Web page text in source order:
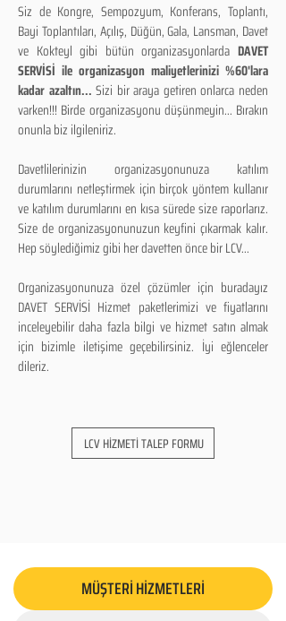
Siz de Kongre, Sempozyum, Konferans, Toplantı,
Bayi Toplantıları, Açılış, Düğün, Gala, Lansman, Davet
ve Kokteyl gibi bütün organizasyonlarda DAVET
SERVİSİ ile organizasyon maliyetlerinizi %60'lara
kadar azaltın...Sizi bir araya getiren onlarca neden
varken!!! Birde organizasyonu düşünmeyin... Bırakın
onunla biz ilgileniriz.
Davetlilerinizin organizasyonunuza katılım
durumlarını netleştirmek için birçok yöntem kullanır
ve katılım durumlarını en kısa sürede size raporlarız.
Size de organizasyonunuzun keyfini çıkarmak kalır.
Hep söylediğimiz gibi her davetten önce bir LCV...
Organizasyonunuza özel çözümler için buradayız
DAVET SERVİSİ Hizmet paketlerimizi ve fiyatlarını
inceleyebilir daha fazla bilgi ve hizmet satın almak
için bizimle iletişime geçebilirsiniz. İyi eğlenceler
dileriz.
LCV HİZMETİ TALEP FORMU
MÜŞTERİ HİZMETLERİ